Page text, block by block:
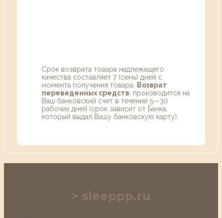
Срок возврата товара надлежащего
качества составляет 7 (семь) дней с
момента получения товара.
Возврат
переведенных средств , производится на
Ваш банковский счет в течение 5—30
рабочих дней (срок зависит от Банка,
который выдал Вашу банковскую карту).
sleeppp.ru